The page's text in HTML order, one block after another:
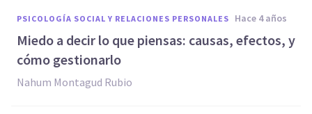
PSICOLOGÍA SOCIAL Y RELACIONES PERSONALES hace 4 años
Miedo a decir lo que piensas: causas, efectos, y
cómo gestionarlo
Nahum Montagud Rubio